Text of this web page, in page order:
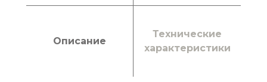
Описание
Технические
характеристики